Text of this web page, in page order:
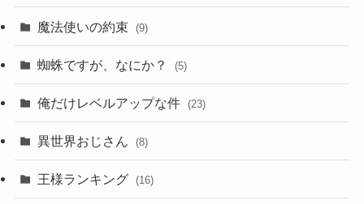
魔法使いの約束 (9)
蜘蛛ですが、なにか？ (5)
俺だけレベルアップな件 (23)
異世界おじさん (8)
王様ランキング (16)